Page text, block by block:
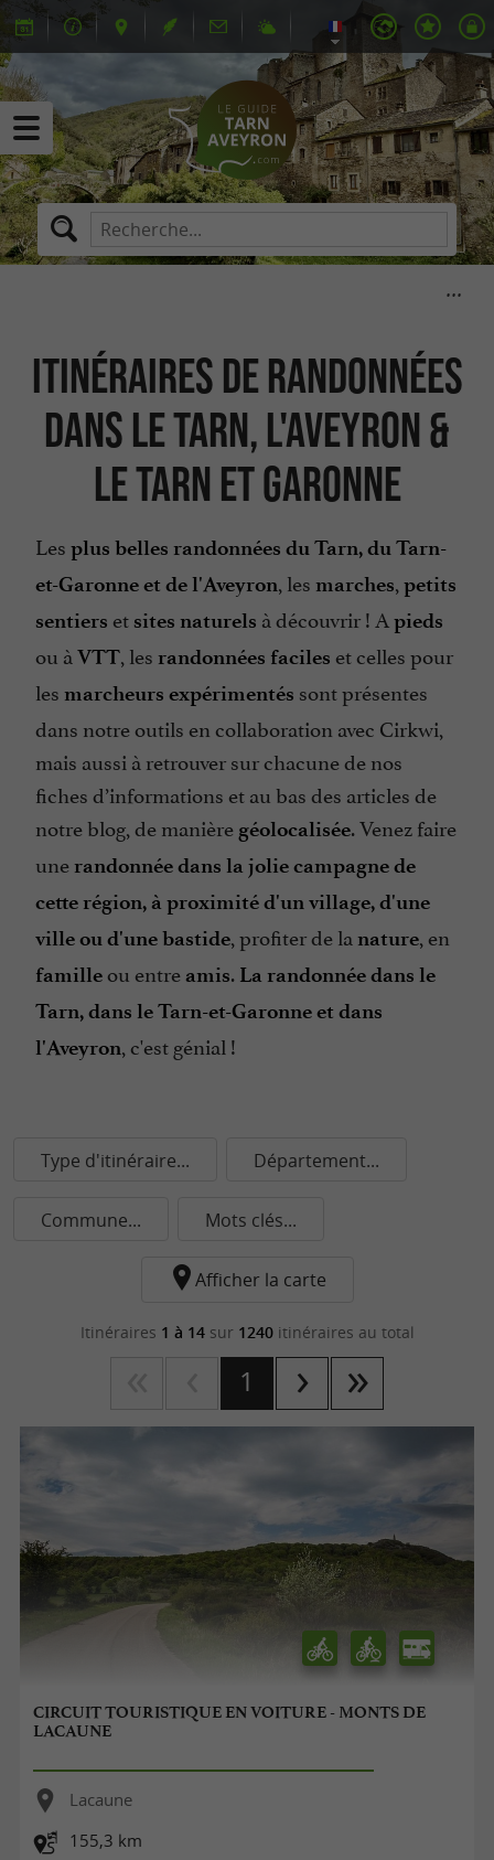
Itinéraires de randonnées
dans le Tarn, l'Aveyron &
le Tarn et Garonne
Les plus belles randonnées du Tarn, du Tarn-
et-Garonne et de l'Aveyron, les marches, petits
sentiers et sites naturels à découvrir ! A pieds
ou à VTT, les randonnées faciles et celles pour
les marcheurs expérimentés sont présentes
dans notre outils en collaboration avec Cirkwi,
mais aussi à retrouver sur chacune de nos
fiches d’informations et au bas des articles de
notre blog, de manière géolocalisée. Venez faire
une randonnée dans la jolie campagne de
cette région, à proximité d'un village, d'une
ville ou d'une bastide, profiter de la nature, en
famille ou entre amis. La randonnée dans le
Tarn, dans le Tarn-et-Garonne et dans
l'Aveyron, c'est génial !
Type d'itinéraire... Département...
Commune... Mots clés...
Afficher la carte
Itinéraires 1 à 14sur 1240itinéraires au total
1
CIRCUIT TOURISTIQUE EN VOITURE - MONTS DE
LACAUNE
Lacaune
155,3 km